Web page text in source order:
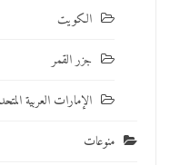
الكويت
جزر القمر
الإمارات العربية
منوعات